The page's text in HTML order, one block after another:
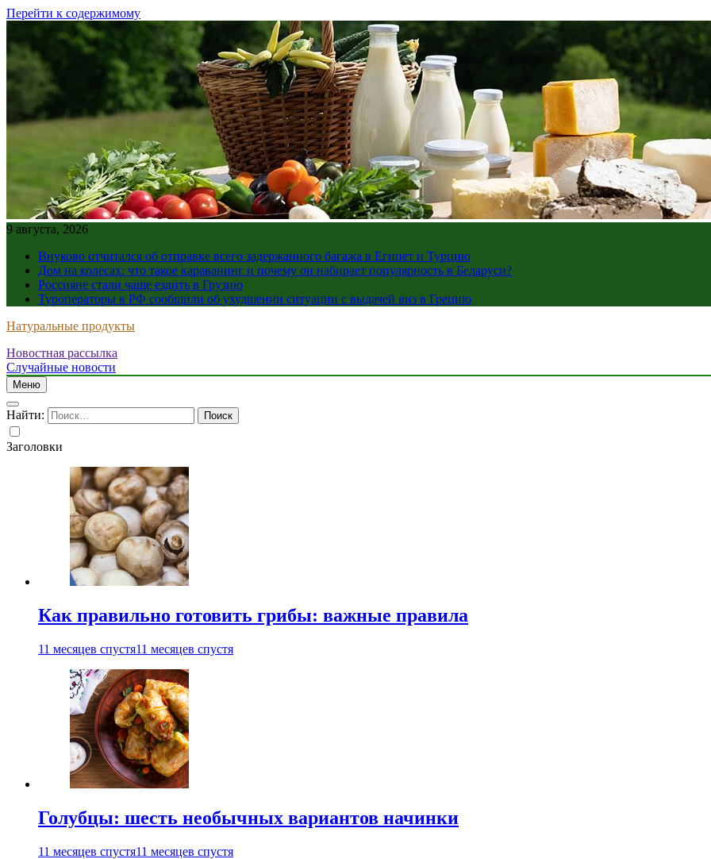
Перейти к содержимому
9 августа, 2026
Внуково отчитался об отправке всего задержанного багажа в Египет и Турцию
Дом на колесах: что такое караванинг и почему он набирает популярность в Беларуси?
Россияне стали чаще ездить в Грузию
Туроператоры в РФ сообщили об ухудшении ситуации с выдачей виз в Грецию
Натуральные продукты
Новостная рассылка
Случайные новости
Меню
Найти:
Заголовки
Как правильно готовить грибы: важные правила
11 месяцев спустя11 месяцев спустя
Голубцы: шесть необычных вариантов начинки
11 месяцев спустя11 месяцев спустя